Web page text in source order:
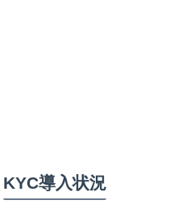
KYC導入状況